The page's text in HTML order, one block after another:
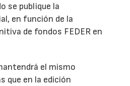
se publique la
en función de la
de fondos FEDER en
el mismo
que en la edición